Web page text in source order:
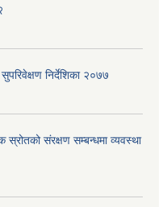
निर्देशिका २०७७
स्रोतको संरक्षण सम्बन्धमा व्यवस्था